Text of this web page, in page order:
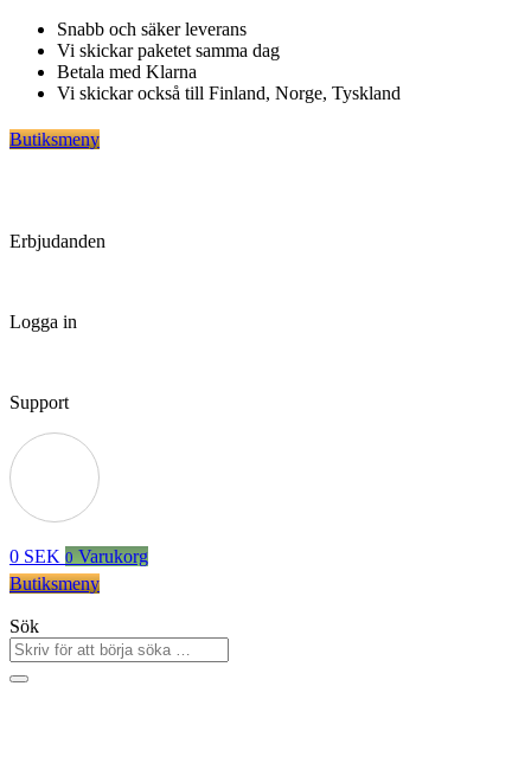
Hoppa
innehåll
Snabb och säker leverans
Vi skickar paketet samma dag
Betala med Klarna
Vi skickar också till Finland, Norge, Tyskland
Butiksmeny
Erbjudanden
Logga in
Support
0 SEK 0 Varukorg
Butiksmeny
Sök